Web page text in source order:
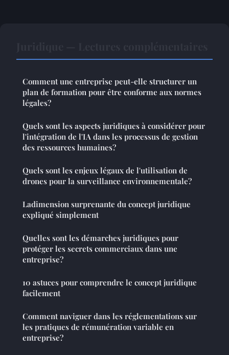
Comment une entreprise peut-elle structurer un
plan de formation pour être conforme aux normes
légales?
Quels sont les aspects juridiques à considérer pour
l'intégration de l'IA dans les processus de gestion
des ressources humaines?
Quels sont les enjeux légaux de l'utilisation de
drones pour la surveillance environnementale?
Ladimension surprenante du concept juridique
expliqué simplement
Quelles sont les démarches juridiques pour
protéger les secrets commerciaux dans une
entreprise?
10 astuces pour comprendre le concept juridique
facilement
Comment naviguer dans les réglementations sur
les pratiques de rémunération variable en
entreprise?